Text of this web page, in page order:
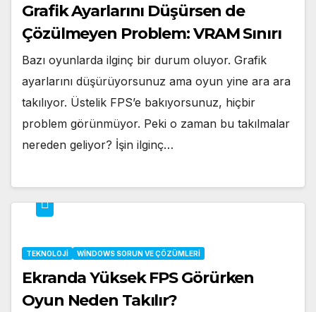
Grafik Ayarlarını Düşürsen de
Çözülmeyen Problem: VRAM Sınırı
Bazı oyunlarda ilginç bir durum oluyor. Grafik
ayarlarını düşürüyorsunuz ama oyun yine ara ara
takılıyor. Üstelik FPS’e bakıyorsunuz, hiçbir
problem görünmüyor. Peki o zaman bu takılmalar
nereden geliyor? İşin ilginç…
TEKNOLOJI WINDOWS SORUN VE ÇÖZÜMLERI
Ekranda Yüksek FPS Görürken
Oyun Neden Takılır?